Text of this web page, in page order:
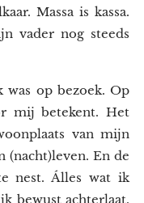
Massa is kassa.
vader nog steeds
op bezoek. Op
mij betekent. Het
van mijn
En de
nest. Álles wat ik
bewust achterlaat.